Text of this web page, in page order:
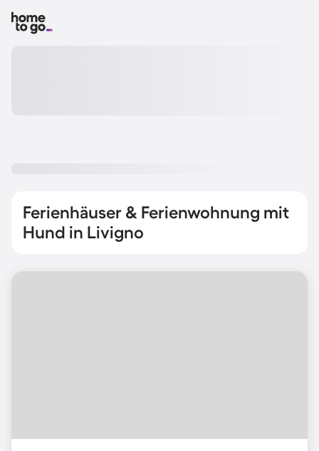
Ferienhäuser & Ferienwohnung mit
Hund in Livigno